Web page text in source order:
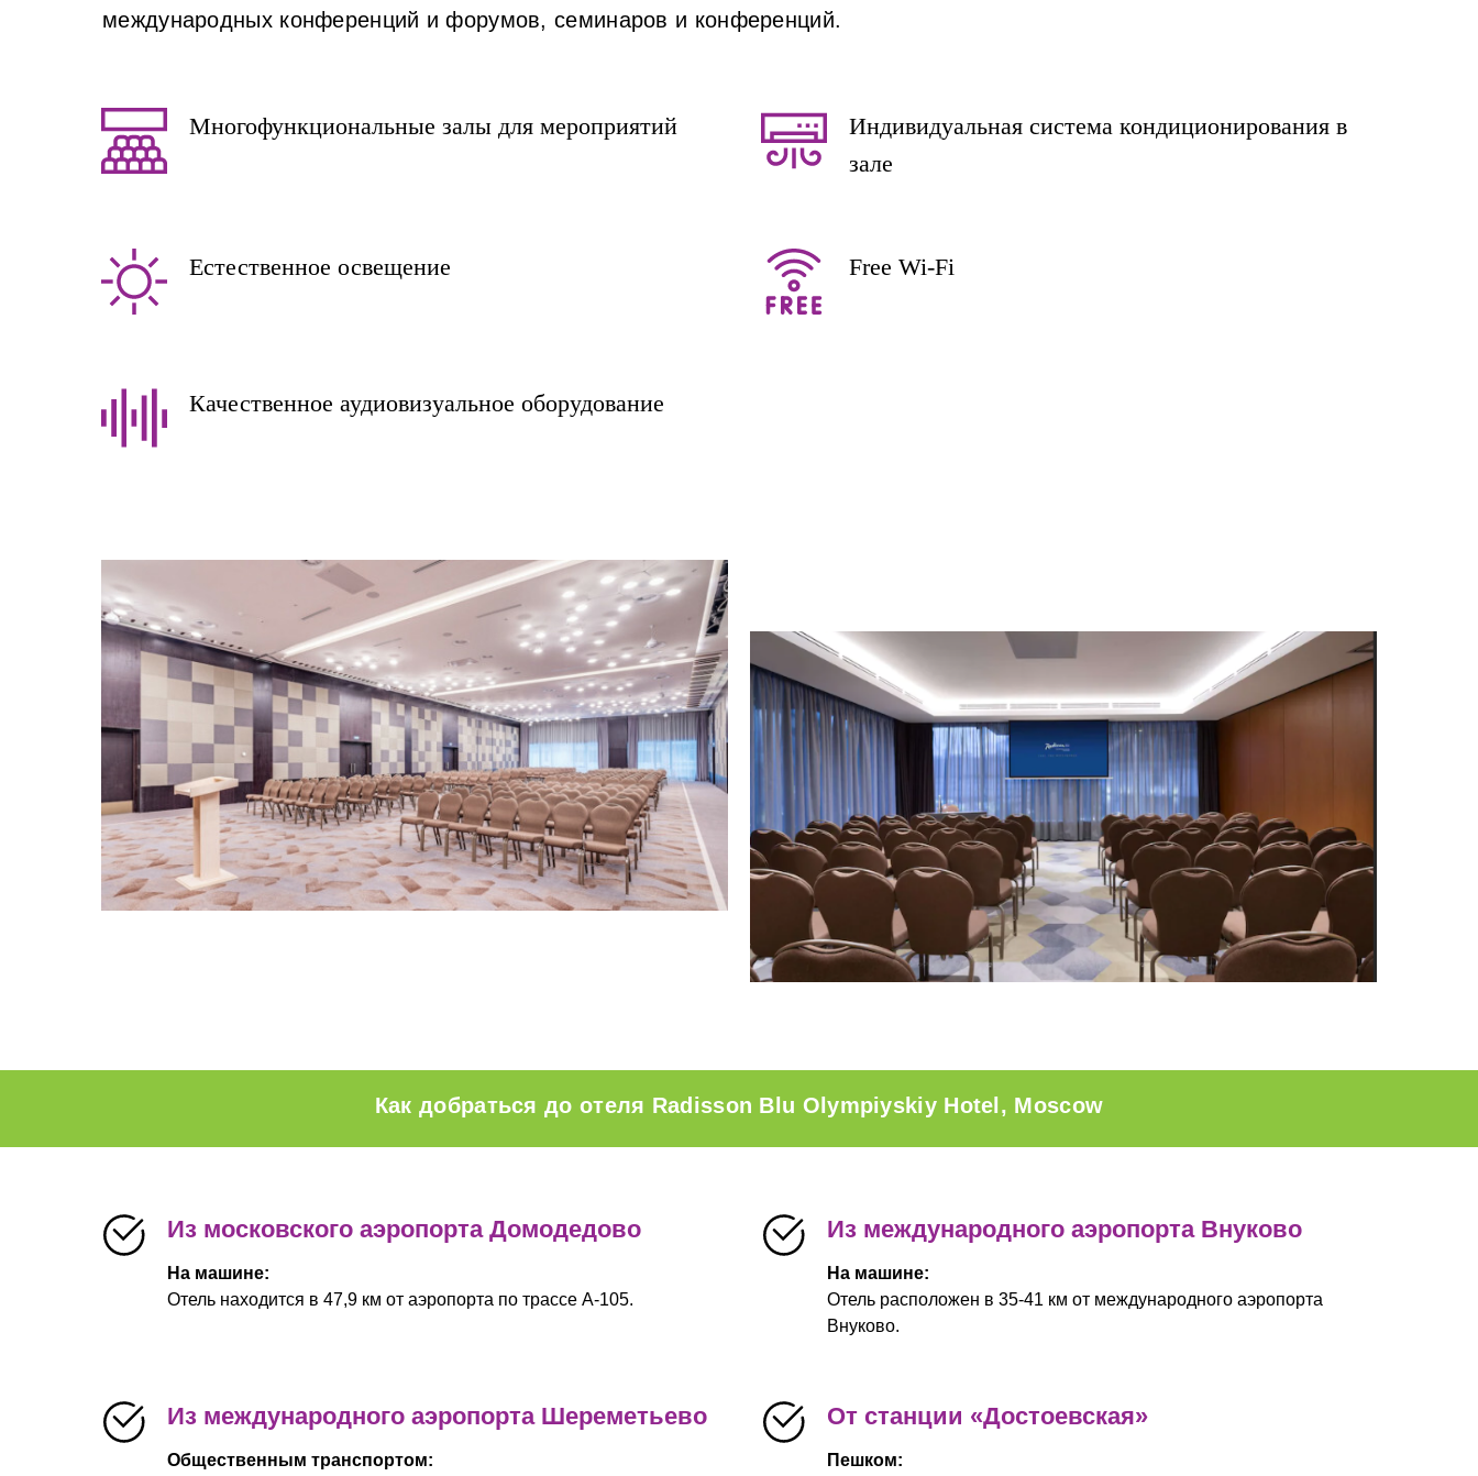
международных конференций и форумов, семинаров и конференций.
Многофункциональные залы для мероприятий
Индивидуальная система кондиционирования в
зале
Естественное освещение Free Wi-Fi
Качественное аудиовизуальное оборудование
Как добраться до отеля Radisson Blu Olympiyskiy Hotel, Moscow
Из московского аэропорта Домодедово
На машине:
Отель находится в 47,9 км от аэропорта по трассе A-105.
Из международного аэропорта Внуково
На машине:
Отель расположен в 35-41 км от международного аэропорта
Внуково.
Из международного аэропорта Шереметьево
Общественным транспортом:
От станции «Достоевская»
Пешком: